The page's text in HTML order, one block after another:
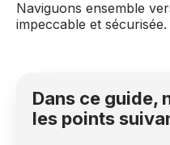
Naviguons ensemble
impeccable et sécurisée.
Dans ce guide,
les points